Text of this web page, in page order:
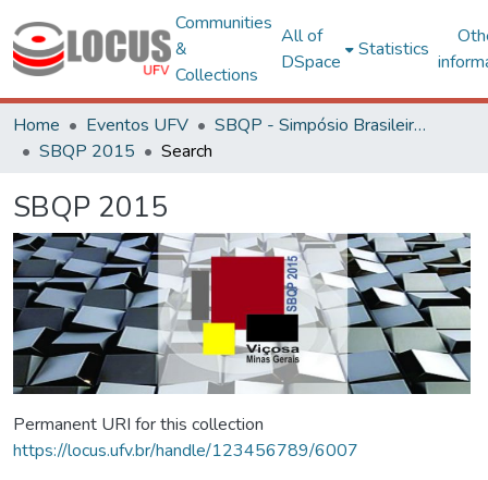
Communities
&
Collections
All of
DSpace
Statistics
Home Eventos UFV
SBQP - Simpósio Brasileiro de Qualidade do Projeto no Ambiente Construído
SBQP 2015
Search
SBQP 2015
Permanent URI for this collection
https://locus.ufv.br/handle/123456789/6007